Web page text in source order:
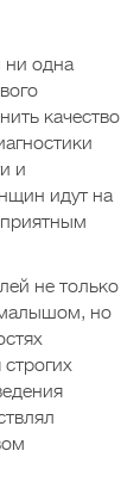
ни одна
качество
и
идут на
не только
малышом, но